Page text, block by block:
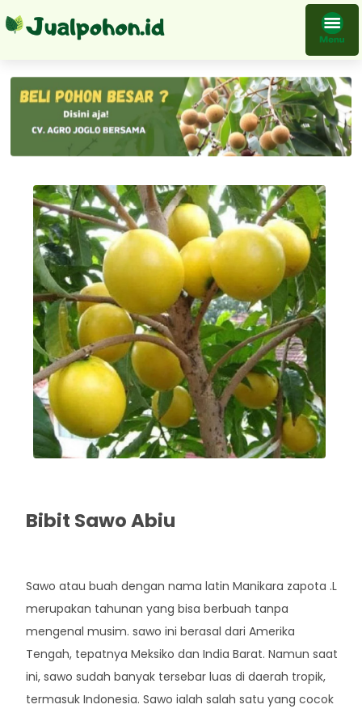
Bibit Tanaman Sawo Abiu Australia Buah Original Kualitas Utama
Bibit Sawo Abiu
Sawo atau buah dengan nama latin Manikara zapota .L
merupakan tahunan yang bisa berbuah tanpa
mengenal musim. sawo ini berasal dari Amerika
Tengah, tepatnya Meksiko dan India Barat. Namun saat
ini, sawo sudah banyak tersebar luas di daerah tropik,
termasuk Indonesia. Sawo ialah salah satu yang cocok